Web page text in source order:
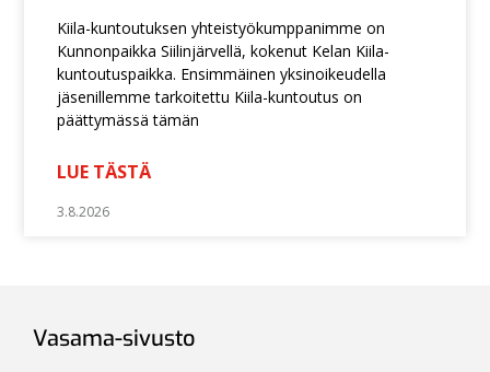
Kiila-kuntoutuksen yhteistyökumppanimme on
Kunnonpaikka Siilinjärvellä, kokenut Kelan Kiila-
kuntoutuspaikka. Ensimmäinen yksinoikeudella
jäsenillemme tarkoitettu Kiila-kuntoutus on
päättymässä tämän
LUE TÄSTÄ
3.8.2026
Vasama-sivusto